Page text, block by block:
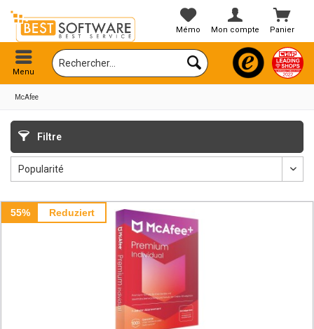
Panier
Mémo Mon compte
Menu
McAfee
Filtre
55% Reduziert